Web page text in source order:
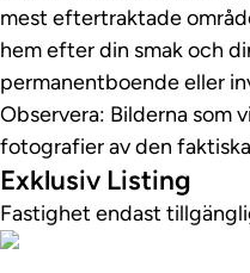
mest eftertraktade
hem efter din smak och
permanentboende eller
Observera: Bilderna som
fotografier av den
Exklusiv Listing
Fastighet endast